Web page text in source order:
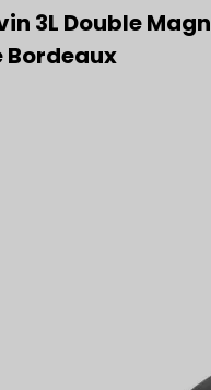
3L Double
Bordeaux